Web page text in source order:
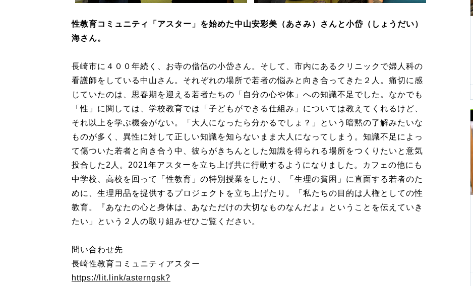
性教育コミュニティ「アスター」を始めた中山安彩美（あさみ）さんと小岱（しょうだい）
海さん。
長崎市に４００年続く、お寺の僧侶の小岱さん。そして、市内にあるクリニックで婦人科の
看護師をしている中山さん。それぞれの場所で若者の悩みと向き合ってきた２人。痛切に感
じていたのは、思春期を迎える若者たちの「自分の心や体」への知識不足でした。なかでも
「性」に関しては、学校教育では「子どもができる仕組み」については教えてくれるけど、
それ以上を学ぶ機会がない。「大人になったら分かるでしょ？」という暗黙の了解みたいな
ものが多く、異性に対して正しい知識を知らないまま大人になってしまう。知識不足によっ
て傷ついた若者と向き合う中、彼らがきちんとした知識を得られる場所をつくりたいと意気
投合した2人。2021年アスターを立ち上げ共に行動するようになりました。カフェの他にも
中学校、高校を回って「性教育」の特別授業をしたり、「生理の貧困」に直面する若者のた
めに、生理用品を提供するプロジェクトを立ち上げたり。「私たちの目的は人権としての性
教育。『あなたの心と身体は、あなただけの大切なものなんだよ』ということを伝えていき
たい」という２人の取り組みぜひご覧ください。
問い合わせ先
長崎性教育コミュニティアスター
https://lit.link/asterngsk?